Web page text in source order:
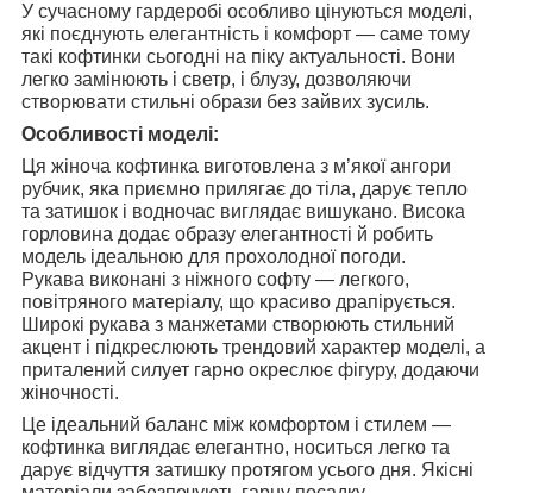
У сучасному гардеробі особливо цінуються моделі,
які поєднують елегантність і комфорт — саме тому
такі кофтинки сьогодні на піку актуальності. Вони
легко замінюють і светр, і блузу, дозволяючи
створювати стильні образи без зайвих зусиль.
Особливості моделі:
Ця жіноча кофтинка виготовлена з м’якої ангори
рубчик, яка приємно прилягає до тіла, дарує тепло
та затишок і водночас виглядає вишукано. Висока
горловина додає образу елегантності й робить
модель ідеальною для прохолодної погоди.
Рукава виконані з ніжного софту — легкого,
повітряного матеріалу, що красиво драпірується.
Широкі рукава з манжетами створюють стильний
акцент і підкреслюють трендовий характер моделі, а
приталений силует гарно окреслює фігуру, додаючи
жіночності.
Це ідеальний баланс між комфортом і стилем —
кофтинка виглядає елегантно, носиться легко та
дарує відчуття затишку протягом усього дня. Якісні